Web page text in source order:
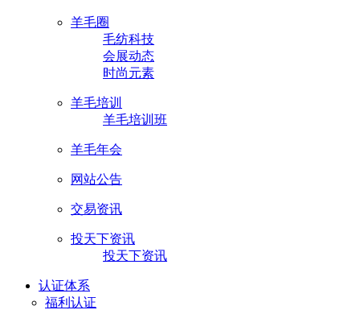
羊毛圈
毛纺科技
会展动态
时尚元素
羊毛培训
羊毛培训班
羊毛年会
网站公告
交易资讯
投天下资讯
投天下资讯
认证体系
福利认证